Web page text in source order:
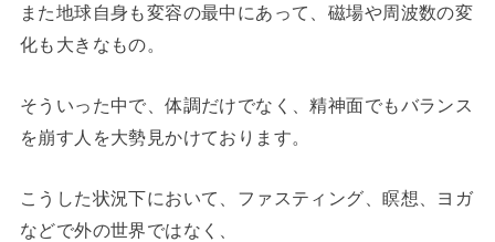
また地球自身も変容の最中にあって、磁場や周波数の変
化も大きなもの。
そういった中で、体調だけでなく、精神面でもバランス
を崩す人を大勢見かけております。
こうした状況下において、ファスティング、瞑想、ヨガ
などで外の世界ではなく、